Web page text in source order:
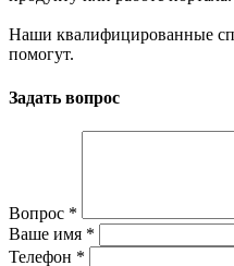
Наши квалифицированные
помогут.
Задать вопрос
Вопрос *
Ваше имя *
Телефон *